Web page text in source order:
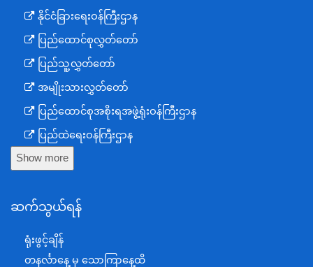
နိုင်ငံခြားရေးဝန်ကြီးဌာန
ပြည်ထောင်စုလွှတ်တော်
ပြည်သူ့လွှတ်တော်
အမျိုးသားလွှတ်တော်
ပြည်ထောင်စုအစိုးရအဖွဲ့ရုံးဝန်ကြီးဌာန
ပြည်ထဲရေးဝန်ကြီးဌာန
ကာကွယ်ရေးဝန်ကြီးဌာန
စီမံကိန်း၊ဘဏ္ဍာရေးနှင့်စက်မှုဝန်ကြီးဌာန
ရင်းနှီးမြှုပ်နှံမှုနှင့် နိုင်ငံခြားစီးပွားဆက်သွယ်ရေးဝန်ကြီးဌာန
အပြည်ပြည်ဆိုင်ရာပူးပေါင်းဆောင်ရွက်ရေးဝန်ကြီးဌာန
Show more
ဆက်သွယ်ရန်
ရုံးဖွင့်ချိန်
တနင်္လာနေ့ မှ သောကြာနေ့ထိ